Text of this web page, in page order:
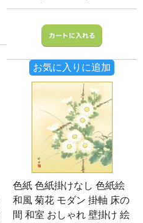
お気に入りに追加
色紙 色紙掛けなし 色紙絵
和風 菊花 モダン 掛軸 床の
間 和室 おしゃれ 壁掛け 絵